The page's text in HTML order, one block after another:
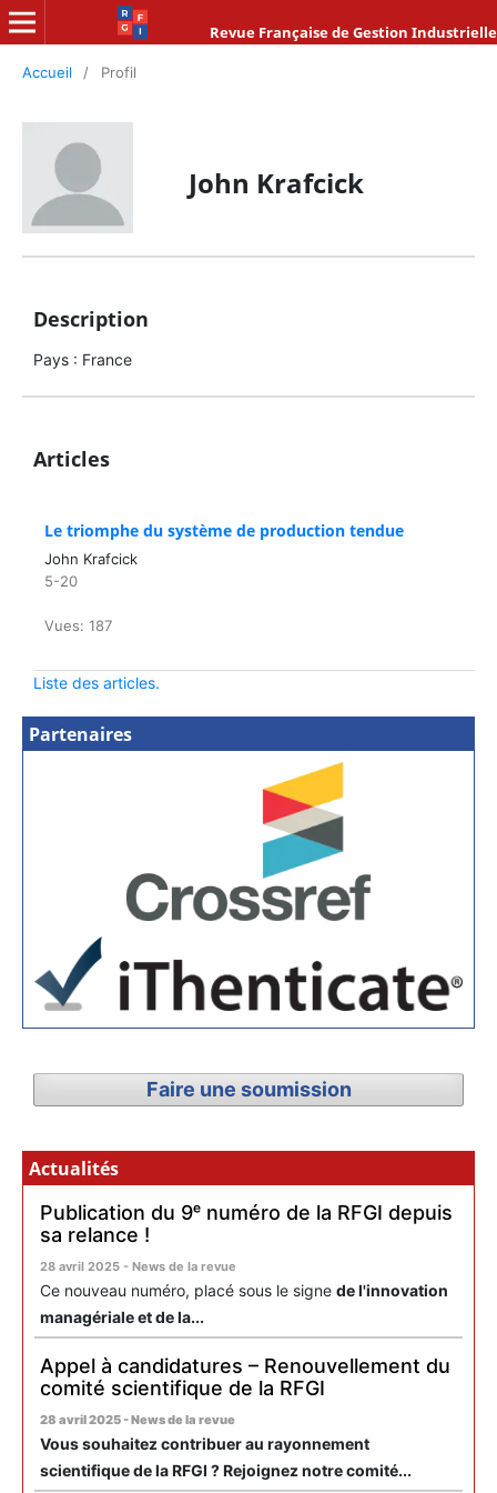
Revue Française de Gestion Industrielle
Accueil / Profil
John Krafcick
Description
Pays : France
Articles
Le triomphe du système de production tendue
John Krafcick
5-20
Vues: 187
Liste des articles.
Partenaires
Faire une soumission
Actualités
Publication du 9ᵉ numéro de la RFGI depuis
sa relance !
28 avril 2025 - News de la revue
Ce nouveau numéro, placé sous le signe de l'innovation
managériale et de la...
Appel à candidatures – Renouvellement du
comité scientifique de la RFGI
28 avril 2025 - News de la revue
Vous souhaitez contribuer au rayonnement
scientifique de la RFGI ? Rejoignez notre comité...